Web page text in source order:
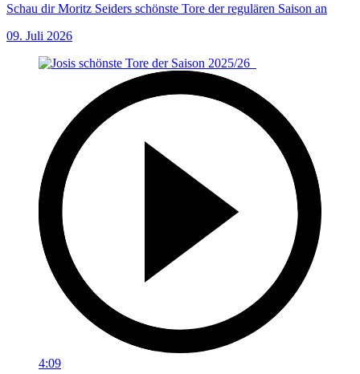
Schau dir Moritz Seiders schönste Tore der regulären Saison an
09. Juli 2026
4:09